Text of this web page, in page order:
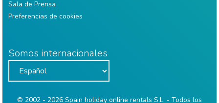
Sala de Prensa
Preferencias de cookies
Somos internacionales
© 2002 - 2026 Spain holiday online rentals S.L. - Todos los